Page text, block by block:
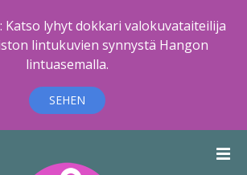
Katso lyhyt dokkari valokuvataiteilija
lintukuvien synnystä Hangon
lintuasemalla.
SEHEN